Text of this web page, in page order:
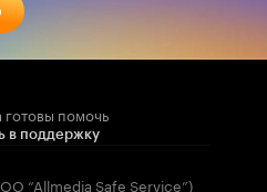
готовы помочь
в поддержку
“Allmedia Safe Service”)